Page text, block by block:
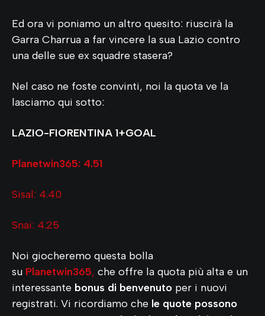
Ed ora vi poniamo un altro quesito: riuscirà la
Garra Charrua a far vincere la sua Lazio contro
una delle sue ex squadre stasera?
Nel caso ne foste convinti, noi la quota ve la
lasciamo qui sotto:
LAZIO-FIORENTINA 1+GOAL
Planetwin365: 4.51
Sisal: 4.40
Snai: 4.25
Noi giocheremo questa bolla
su Planetwin365, che offre la quota più alta e un
interessante bonus di benvenuto per i nuovi
registrati. Vi ricordiamo che le quote possono